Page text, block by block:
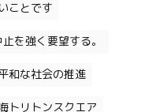
ことです
を強く要望する。
和な社会の推進
トリトンスクエア